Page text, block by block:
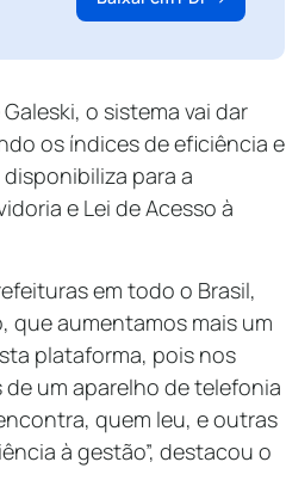
o sistema vai dar
os índices de eficiência e
para a
e Lei de Acesso à
em todo o Brasil,
que aumentamos mais um
plataforma, pois nos
um aparelho de telefonia
quem leu, e outras
à gestão”, destacou o